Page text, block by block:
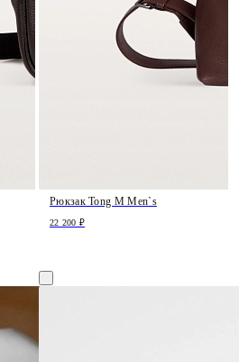
Рюкзак Tong M Men`s
22 200 ₽